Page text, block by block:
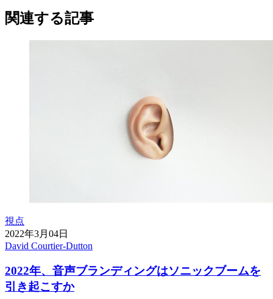
関連する記事
視点
2022年3月04日
David Courtier-Dutton
2022年、音声ブランディングはソニックブームを
引き起こすか